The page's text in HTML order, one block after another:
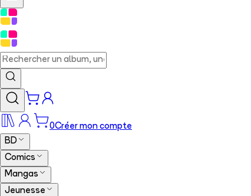
0Créer mon compte
BD
Comics
Mangas
Jeunesse